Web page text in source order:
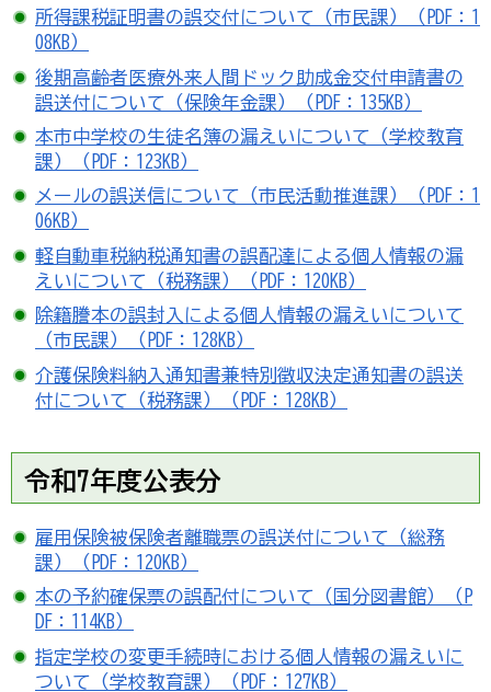
所得課税証明書の誤交付について（市民課）（PDF：1
08KB）
後期高齢者医療外来人間ドック助成金交付申請書の
誤送付について（保険年金課）（PDF：135KB）
本市中学校の生徒名簿の漏えいについて（学校教育
課）（PDF：123KB）
メールの誤送信について（市民活動推進課）（PDF：1
06KB）
軽自動車税納税通知書の誤配達による個人情報の漏
えいについて（税務課）（PDF：120KB）
除籍謄本の誤封入による個人情報の漏えいについて
（市民課）（PDF：128KB）
介護保険料納入通知書兼特別徴収決定通知書の誤送
付について（税務課）（PDF：128KB）
令和7年度公表分
雇用保険被保険者離職票の誤送付について（総務
課）（PDF：120KB）
本の予約確保票の誤配付について（国分図書館）（P
DF：114KB）
指定学校の変更手続時における個人情報の漏えいに
ついて（学校教育課）（PDF：127KB）